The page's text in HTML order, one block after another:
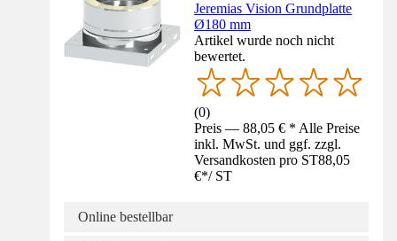
Jeremias Vision Grundplatte
Ø180 mm
Artikel wurde noch nicht
bewertet.
(0)
Preis — 88,05 € * Alle Preise
inkl. MwSt. und ggf. zzgl.
Versandkosten pro ST88,05
€*/ ST
Online bestellbar